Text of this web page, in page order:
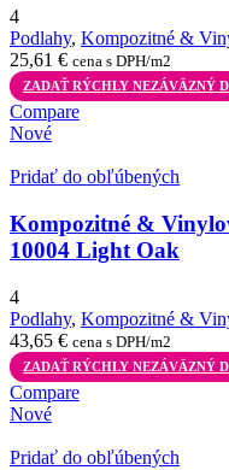
4
Podlahy, Kompozitné &
25,61 € cena s DPH/m2
ZADAŤ RÝCHLY NEZÁVÄZNÝ
Compare
Nové
Pridať do obľúbených
Kompozitné &
10004 Light Oak
4
Podlahy, Kompozitné &
43,65 € cena s DPH/m2
ZADAŤ RÝCHLY NEZÁVÄZNÝ
Compare
Nové
Pridať do obľúbených